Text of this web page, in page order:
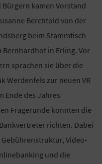
kamen Vorstand
Berchtold von der
beim Stammtisch
Bernhardhof in Erling. Vor
sprachen sie über die
Werdenfels zur neuen VR
Ende des Jahres
Fragerunde konnten die
richten. Dabei
Video-
und die